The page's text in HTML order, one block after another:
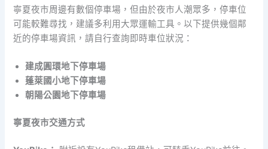
寧夏夜市周邊有數個停車場，但由於夜市人潮眾多，停車位
可能較難尋找，建議多利用大眾運輸工具。以下提供幾個鄰
近的停車場資訊，請自行查詢即時車位狀況：
建成圓環地下停車場
蓬萊國小地下停車場
朝陽公園地下停車場
寧夏夜市交通方式